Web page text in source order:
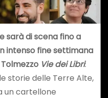
sarà di scena fino a
intenso fine settimana
Tolmezzo Vie dei Libri:
storie delle Terre Alte,
un cartellone